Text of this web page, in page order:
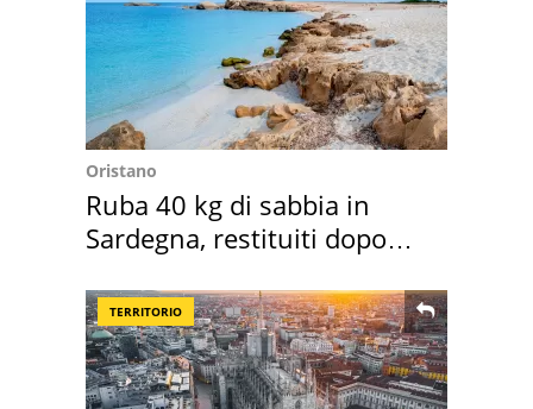
Oristano
Ruba 40 kg di sabbia in
Sardegna, restituiti dopo
TERRITORIO